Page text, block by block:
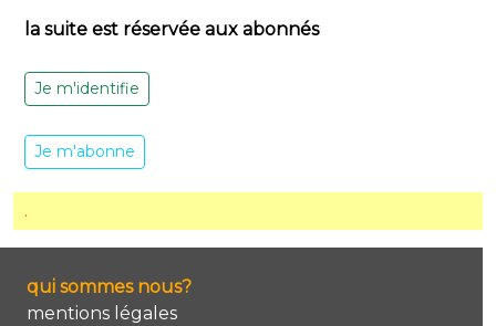
la suite est réservée aux abonnés
Je m'identifie
Je m'abonne
.
qui sommes nous?
mentions légales